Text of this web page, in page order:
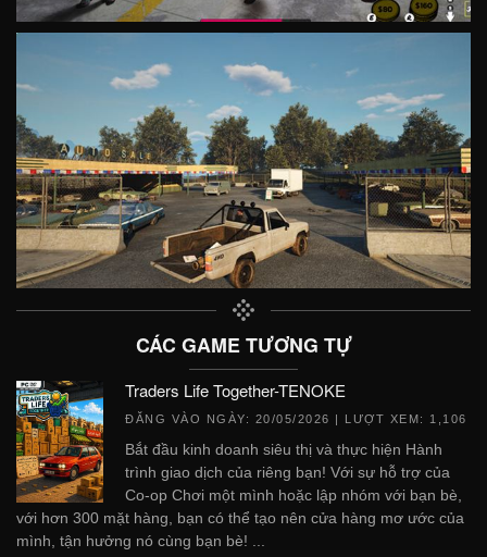
CÁC GAME TƯƠNG TỰ
Traders Life Together-TENOKE
ĐĂNG VÀO NGÀY: 20/05/2026 | LƯỢT XEM: 1,106
Bắt đầu kinh doanh siêu thị và thực hiện Hành
trình giao dịch của riêng bạn! Với sự hỗ trợ của
Co-op Chơi một mình hoặc lập nhóm với bạn bè,
với hơn 300 mặt hàng, bạn có thể tạo nên cửa hàng mơ ước của
mình, tận hưởng nó cùng bạn bè! ...